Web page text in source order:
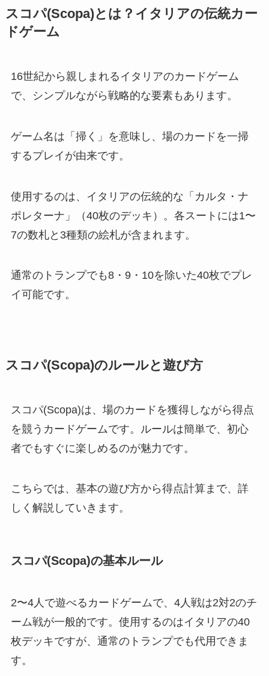
スコパ(Scopa)とは？イタリアの伝統カー
ドゲーム
16世紀から親しまれるイタリアのカードゲーム
で、シンプルながら戦略的な要素もあります。
ゲーム名は「掃く」を意味し、場のカードを一掃
するプレイが由来です。
使用するのは、イタリアの伝統的な「カルタ・ナ
ポレターナ」（40枚のデッキ）。各スートには1〜
7の数札と3種類の絵札が含まれます。
通常のトランプでも8・9・10を除いた40枚でプレ
イ可能です。
スコパ(Scopa)のルールと遊び方
スコパ(Scopa)は、場のカードを獲得しながら得点
を競うカードゲームです。ルールは簡単で、初心
者でもすぐに楽しめるのが魅力です。
こちらでは、基本の遊び方から得点計算まで、詳
しく解説していきます。
スコパ(Scopa)の基本ルール
2〜4人で遊べるカードゲームで、4人戦は2対2のチ
ーム戦が一般的です。使用するのはイタリアの40
枚デッキですが、通常のトランプでも代用できま
す。